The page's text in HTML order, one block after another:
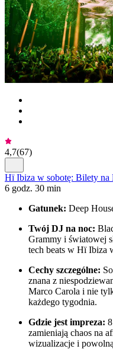
4,7(67)
Hï Ibiza w sobotę: Bilety na
6 godz. 30 min
Gatunek: Deep
Twój DJ na noc:
Grammy i światowej
tech beats w Hï Ibiza
Cechy szczególne:
znana z
Marco Carola i nie
każdego tygodnia.
Gdzie jest impreza:
zamieniają chaos na
wizualizacje i